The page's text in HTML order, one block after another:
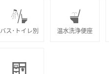
バス･トイレ別 温水洗浄便座